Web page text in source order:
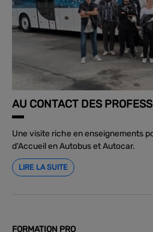
AU CONTACT DES
Une visite riche en enseignements
d'Accueil en Autobus et Autocar.
LIRE LA SUITE
FORMATION PRO